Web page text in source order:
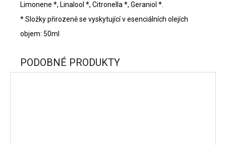
Limonene *, Linalool *, Citronella *, Geraniol *.
* Složky přirozeně se vyskytující v esenciálních olejích
objem: 50ml
PODOBNÉ PRODUKTY